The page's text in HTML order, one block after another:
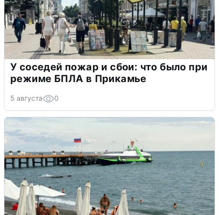
У соседей пожар и сбои: что было при
режиме БПЛА в Прикамье
5 августа 0